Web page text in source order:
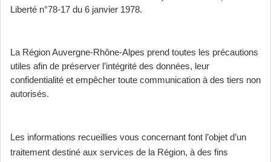
Liberté n°78-17 du 6 janvier 1978.
La Région Auvergne-Rhône-Alpes prend toutes les précautions
utiles afin de préserver l’intégrité des données, leur
confidentialité et empêcher toute communication à des tiers non
autorisés.
Les informations recueillies vous concernant font l’objet d’un
traitement destiné aux services de la Région, à des fins